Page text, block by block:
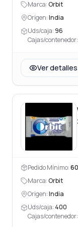
Marca:Orbit
Origen:India
Uds/caja:96
Cajas/contenedor:
Ver detalles
Pedido Mínimo:60
Marca:Orbit
Origen:India
Uds/caja: 400
Cajas/contenedor: